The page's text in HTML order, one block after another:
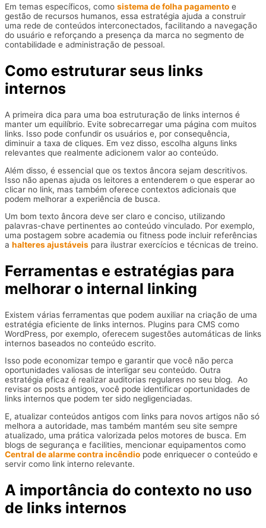
Em temas específicos, como sistema de folha pagamento e
gestão de recursos humanos, essa estratégia ajuda a construir
uma rede de conteúdos interconectados, facilitando a navegação
do usuário e reforçando a presença da marca no segmento de
contabilidade e administração de pessoal.
Como estruturar seus links
internos
A primeira dica para uma boa estruturação de links internos é
manter um equilíbrio. Evite sobrecarregar uma página com muitos
links. Isso pode confundir os usuários e, por consequência,
diminuir a taxa de cliques. Em vez disso, escolha alguns links
relevantes que realmente adicionem valor ao conteúdo.
Além disso, é essencial que os textos âncora sejam descritivos.
Isso não apenas ajuda os leitores a entenderem o que esperar ao
clicar no link, mas também oferece contextos adicionais que
podem melhorar a experiência de busca.
Um bom texto âncora deve ser claro e conciso, utilizando
palavras-chave pertinentes ao conteúdo vinculado. Por exemplo,
uma postagem sobre academia ou fitness pode incluir referências
a halteres ajustáveis para ilustrar exercícios e técnicas de treino.
Ferramentas e estratégias para
melhorar o internal linking
Existem várias ferramentas que podem auxiliar na criação de uma
estratégia eficiente de links internos. Plugins para CMS como
WordPress, por exemplo, oferecem sugestões automáticas de links
internos baseados no conteúdo escrito.
Isso pode economizar tempo e garantir que você não perca
oportunidades valiosas de interligar seu conteúdo. Outra
estratégia eficaz é realizar auditorias regulares no seu blog. Ao
revisar os posts antigos, você pode identificar oportunidades de
links internos que podem ter sido negligenciadas.
E, atualizar conteúdos antigos com links para novos artigos não só
melhora a autoridade, mas também mantém seu site sempre
atualizado, uma prática valorizada pelos motores de busca. Em
blogs de segurança e facilities, mencionar equipamentos como
Central de alarme contra incêndio pode enriquecer o conteúdo e
servir como link interno relevante.
A importância do contexto no uso
de links internos